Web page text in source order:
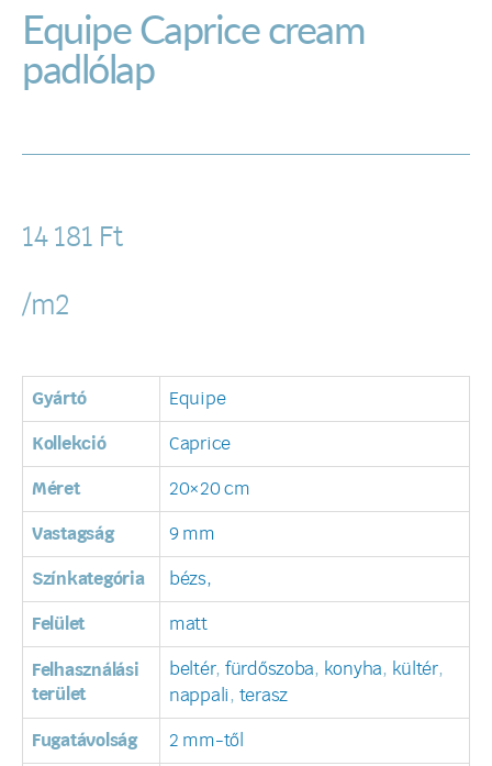
Equipe Caprice cream
padlólap
14 181 Ft
/m2
Gyártó Equipe
Kollekció Caprice
Méret 20×20 cm
Vastagság 9 mm
Színkategória bézs,
Felület matt
Felhasználási
terület
beltér, fürdőszoba, konyha, kültér,
nappali, terasz
Fugatávolság 2 mm-től